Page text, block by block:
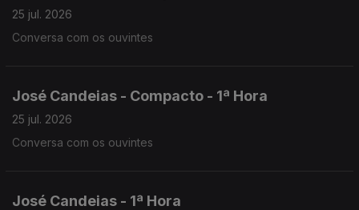
25 jul. 2026
Conversa com os ouvintes
José Candeias - Compacto - 1ª Hora
25 jul. 2026
Conversa com os ouvintes
José Candeias - 1ª Hora